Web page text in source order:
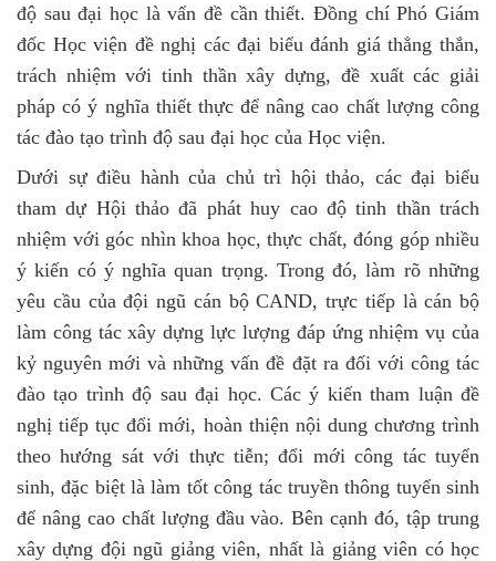
độ sau đại học là vấn đề cần thiết. Đồng chí Phó Giám
đốc Học viện đề nghị các đại biểu đánh giá thẳng thắn,
trách nhiệm với tinh thần xây dựng, đề xuất các giải
pháp có ý nghĩa thiết thực để nâng cao chất lượng công
tác đào tạo trình độ sau đại học của Học viện.
Dưới sự điều hành của chủ trì hội thảo, các đại biểu
tham dự Hội thảo đã phát huy cao độ tinh thần trách
nhiệm với góc nhìn khoa học, thực chất, đóng góp nhiều
ý kiến có ý nghĩa quan trọng. Trong đó, làm rõ những
yêu cầu của đội ngũ cán bộ CAND, trực tiếp là cán bộ
làm công tác xây dựng lực lượng đáp ứng nhiệm vụ của
kỷ nguyên mới và những vấn đề đặt ra đối với công tác
đào tạo trình độ sau đại học. Các ý kiến tham luận đề
nghị tiếp tục đổi mới, hoàn thiện nội dung chương trình
theo hướng sát với thực tiễn; đổi mới công tác tuyển
sinh, đặc biệt là làm tốt công tác truyền thông tuyển sinh
để nâng cao chất lượng đầu vào. Bên cạnh đó, tập trung
xây dựng đội ngũ giảng viên, nhất là giảng viên có học